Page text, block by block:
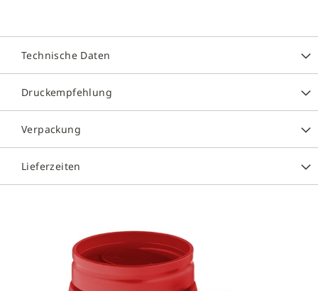
Ende
der
Bildergalerie
springen
Technische Daten
Druckempfehlung
Verpackung
Lieferzeiten